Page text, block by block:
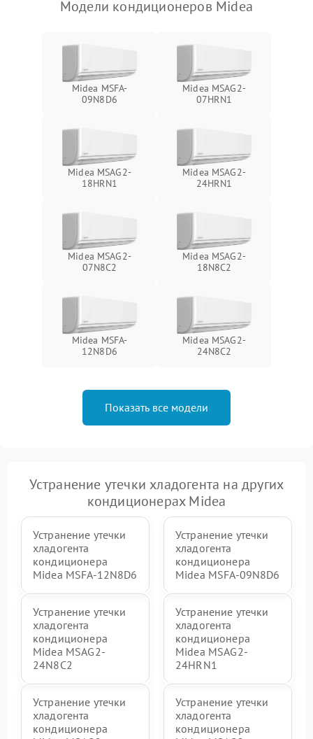
Модели кондиционеров Midea
Midea MSFA-
09N8D6
Midea MSAG2-
07HRN1
Midea MSAG2-
18HRN1
Midea MSAG2-
24HRN1
Midea MSAG2-
07N8C2
Midea MSAG2-
18N8C2
Midea MSFA-
12N8D6
Midea MSAG2-
24N8C2
Показать все модели
Устранение утечки хладогента на других
кондиционерах Midea
Устранение утечки
хладогента
кондиционера
Midea MSFA-12N8D6
Устранение утечки
хладогента
кондиционера
Midea MSFA-09N8D6
Устранение утечки
хладогента
кондиционера
Midea MSAG2-
24N8C2
Устранение утечки
хладогента
кондиционера
Midea MSAG2-
24HRN1
Устранение утечки
хладогента
кондиционера
Устранение утечки
хладогента
кондиционера